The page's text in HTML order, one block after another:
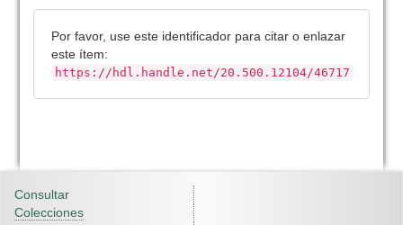
Por favor, use este identificador para citar o enlazar
este ítem:
https://hdl.handle.net/20.500.12104/46717
Consultar
Colecciones